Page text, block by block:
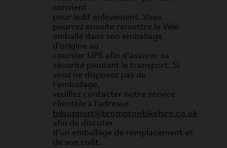
convient
pour ledit enlèvement. Vous
pourrez ensuite remettre le Vélo
emballé dans son emballage
d'origine au
coursier UPS afin d'assurer sa
sécurité pendant le transport. Si
vous ne disposez pas de
l’emballage,
veuillez contacter notre service
clientèle à l'adresse
bdsupport@bromptonbikehire.co.uk
afin de discuter
d'un emballage de remplacement et
de son coût.